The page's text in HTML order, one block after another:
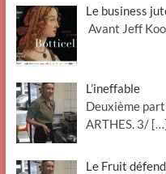
Le business
Avant Jeff
L’ineffable
Deuxième
ARTHES. 3/
Le Fruit